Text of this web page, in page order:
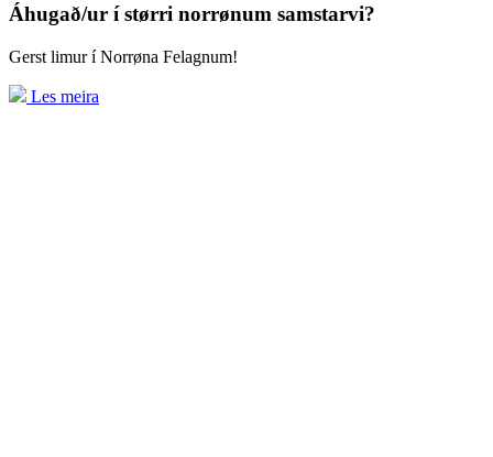
Áhugað/ur í størri norrønum samstarvi?
Gerst limur í Norrøna Felagnum!
Les meira